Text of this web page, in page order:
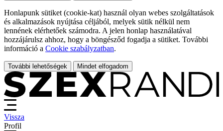
Honlapunk sütiket (cookie-kat) használ olyan webes szolgáltatások
és alkalmazások nyújtása céljából, melyek sütik nélkül nem
lennének elérhetőek számodra. A jelen honlap használatával
hozzájárulsz ahhoz, hogy a böngésződ fogadja a sütiket. További
információ a Cookie szabályzatban.
További lehetőségek Mindet elfogadom
Vissza
Profil